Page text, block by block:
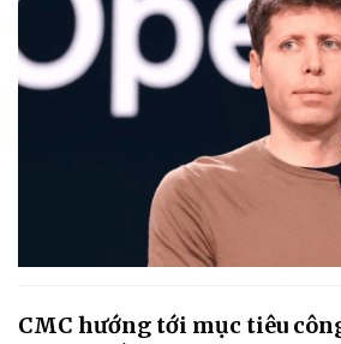
CMC hướng tới mục tiêu